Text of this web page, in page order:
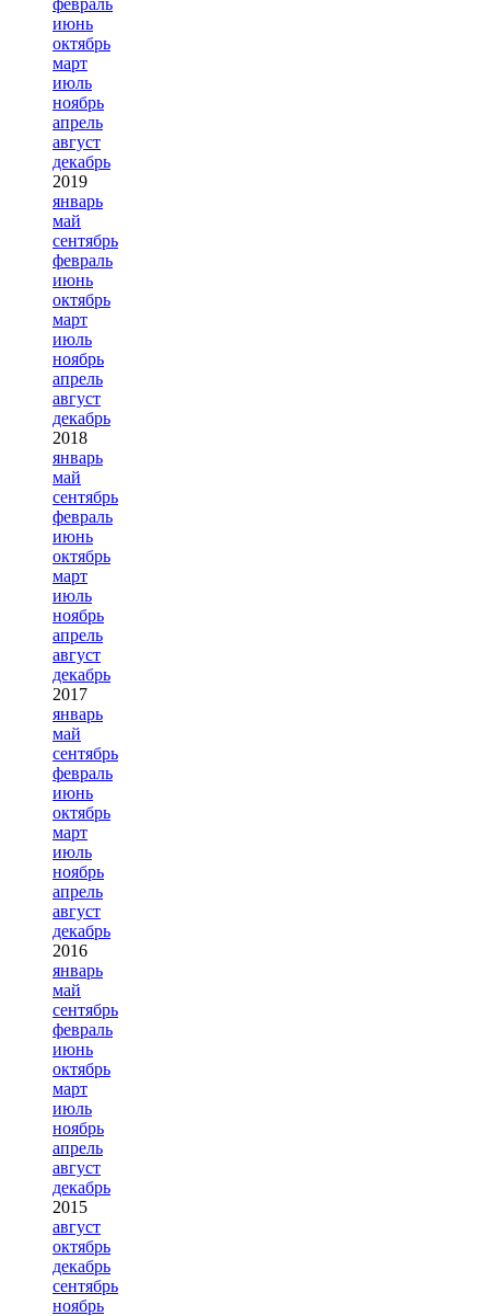
июнь
октябрь
март
июль
ноябрь
апрель
август
декабрь
2019
январь
май
сентябрь
февраль
июнь
октябрь
март
июль
ноябрь
апрель
август
декабрь
2018
январь
май
сентябрь
февраль
июнь
октябрь
март
июль
ноябрь
апрель
август
декабрь
2017
январь
май
сентябрь
февраль
июнь
октябрь
март
июль
ноябрь
апрель
август
декабрь
2016
январь
май
сентябрь
февраль
июнь
октябрь
март
июль
ноябрь
апрель
август
декабрь
2015
август
октябрь
декабрь
сентябрь
ноябрь